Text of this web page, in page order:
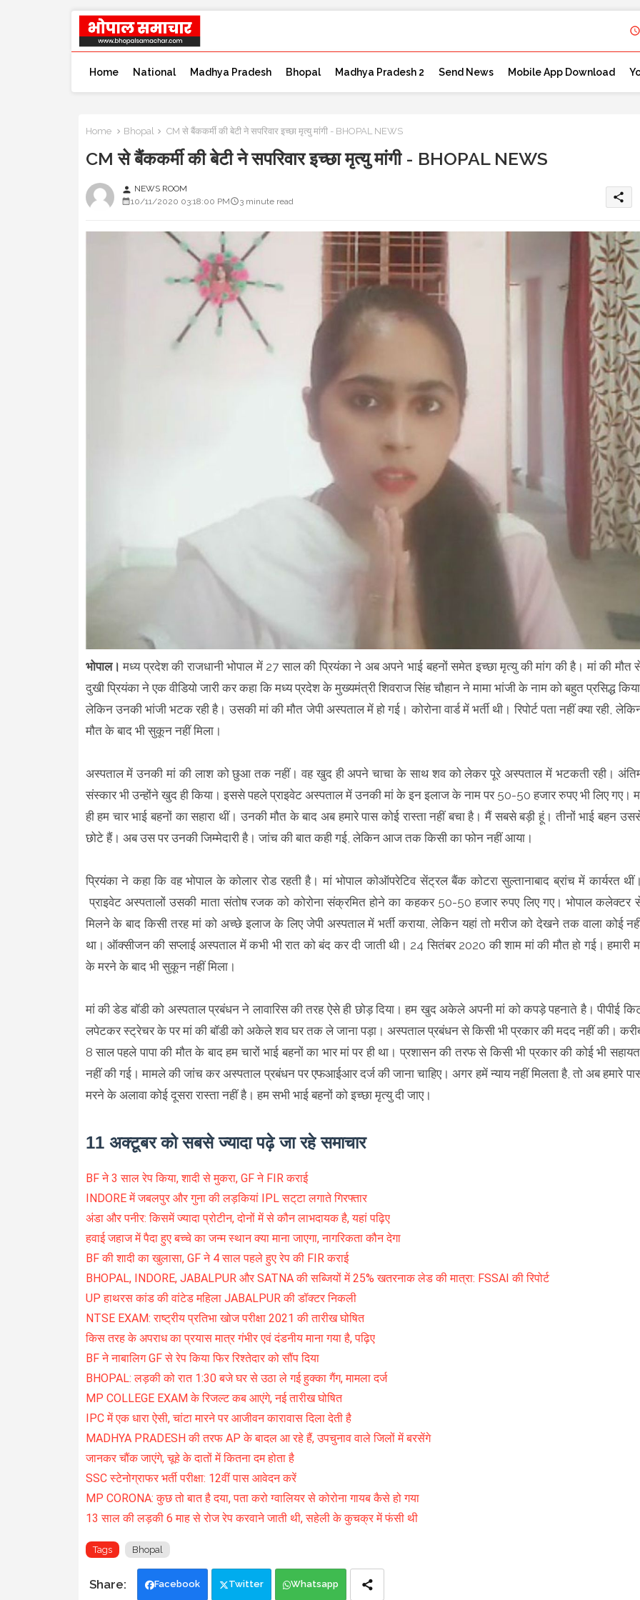
Home National Madhya Pradesh Bhopal Madhya Pradesh 2 Send News Mobile App Download
Home Bhopal CM से बैंककर्मी की बेटी ने सपरिवार इच्छा मृत्यु मांगी - BHOPAL NEWS
CM से बैंककर्मी की बेटी ने सपरिवार इच्छा मृत्यु मांगी - BHOPAL NEWS
person NEWS ROOM
10/11/2020 03:18:00 PM
3 minute read share
भोपाल। मध्य प्रदेश की राजधानी भोपाल में 27 साल की प्रियंका ने अब अपने भाई बहनों समेत इच्छा मृत्यु की मांग की है। मां की मौत
दुखी प्रियंका ने एक वीडियो जारी कर कहा कि मध्य प्रदेश के मुख्यमंत्री शिवराज सिंह चौहान ने मामा भांजी के नाम को बहुत प्रसिद्ध
लेकिन उनकी भांजी भटक रही है। उसकी मां की मौत जेपी अस्पताल में हो गई। कोरोना वार्ड में भर्ती थी। रिपोर्ट पता नहीं क्या रही,
मौत के बाद भी सुकून नहीं मिला।
अस्पताल में उनकी मां की लाश को छुआ तक नहीं। वह खुद ही अपने चाचा के साथ शव को लेकर पूरे अस्पताल में भटकती रही।
संस्कार भी उन्होंने खुद ही किया। इससे पहले प्राइवेट अस्पताल में उनकी मां के इन इलाज के नाम पर 50-50 हजार रुपए भी लिए गए।
ही हम चार भाई बहनों का सहारा थीं। उनकी मौत के बाद अब हमारे पास कोई रास्ता नहीं बचा है। मैं सबसे बड़ी हूं। तीनों भाई बहन
छोटे हैं। अब उस पर उनकी जिम्मेदारी है। जांच की बात कही गई, लेकिन आज तक किसी का फोन नहीं आया।
प्रियंका ने कहा कि वह भोपाल के कोलार रोड रहती है। मां भोपाल कोऑपरेटिव सेंट्रल बैंक कोटरा सुल्तानाबाद ब्रांच में कार्यरत
प्राइवेट अस्पतालों उसकी माता संतोष रजक को कोरोना संक्रमित होने का कहकर 50-50 हजार रुपए लिए गए। भोपाल कलेक्टर
मिलने के बाद किसी तरह मां को अच्छे इलाज के लिए जेपी अस्पताल में भर्ती कराया, लेकिन यहां तो मरीज को देखने तक वाला कोई
था। ऑक्सीजन की सप्लाई अस्पताल में कभी भी रात को बंद कर दी जाती थी। 24 सितंबर 2020 की शाम मां की मौत हो गई। हमारी
के मरने के बाद भी सुकून नहीं मिला।
मां की डेड बॉडी को अस्पताल प्रबंधन ने लावारिस की तरह ऐसे ही छोड़ दिया। हम खुद अकेले अपनी मां को कपड़े पहनाते है। पीपीई
लपेटकर स्ट्रेचर के पर मां की बॉडी को अकेले शव घर तक ले जाना पड़ा। अस्पताल प्रबंधन से किसी भी प्रकार की मदद नहीं की।
8 साल पहले पापा की मौत के बाद हम चारों भाई बहनों का भार मां पर ही था। प्रशासन की तरफ से किसी भी प्रकार की कोई भी
नहीं की गई। मामले की जांच कर अस्पताल प्रबंधन पर एफआईआर दर्ज की जाना चाहिए। अगर हमें न्याय नहीं मिलता है, तो अब हमारे
मरने के अलावा कोई दूसरा रास्ता नहीं है। हम सभी भाई बहनों को इच्छा मृत्यु दी जाए।
11 अक्टूबर को सबसे ज्यादा पढ़े जा रहे समाचार
BF ने 3 साल रेप किया, शादी से मुकरा, GF ने FIR कराई
INDORE में जबलपुर और गुना की लड़कियां IPL सट्‌टा लगाते गिरफ्तार
अंडा और पनीर: किसमें ज्यादा प्रोटीन, दोनों में से कौन लाभदायक है, यहां पढ़िए
हवाई जहाज में पैदा हुए बच्चे का जन्म स्थान क्या माना जाएगा, नागरिकता कौन देगा
BF की शादी का खुलासा, GF ने 4 साल पहले हुए रेप की FIR कराई
BHOPAL, INDORE, JABALPUR और SATNA की सब्जियों में 25% खतरनाक लेड की मात्रा: FSSAI की रिपोर्ट
UP हाथरस कांड की वांटेड महिला JABALPUR की डॉक्टर निकली
NTSE EXAM: राष्ट्रीय प्रतिभा खोज परीक्षा 2021 की तारीख घोषित
किस तरह के अपराध का प्रयास मात्र गंभीर एवं दंडनीय माना गया है, पढ़िए
BF ने नाबालिग GF से रेप किया फिर रिश्तेदार को सौंप दिया
BHOPAL: लड़की को रात 1:30 बजे घर से उठा ले गई हुक्का गैंग, मामला दर्ज
MP COLLEGE EXAM के रिजल्ट कब आएंगे, नई तारीख घोषित
IPC में एक धारा ऐसी, चांटा मारने पर आजीवन कारावास दिला देती है
MADHYA PRADESH की तरफ AP के बादल आ रहे हैं, उपचुनाव वाले जिलों में बरसेंगे
जानकर चौंक जाएंगे, चूहे के दातों में कितना दम होता है
SSC स्टेनोग्राफर भर्ती परीक्षा: 12वीं पास आवेदन करें
MP CORONA: कुछ तो बात है दया, पता करो ग्वालियर से कोरोना गायब कैसे हो गया
13 साल की लड़की 6 माह से रोज रेप करवाने जाती थी, सहेली के कुचक्र में फंसी थी
Tags Bhopal
Facebook Twitter Whatsapp